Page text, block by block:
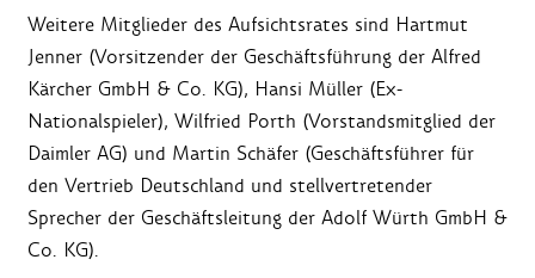
Weitere Mitglieder des Aufsichtsrates sind Hartmut
Jenner (Vorsitzender der Geschäftsführung der Alfred
Kärcher GmbH & Co. KG), Hansi Müller (Ex-
Nationalspieler), Wilfried Porth (Vorstandsmitglied der
Daimler AG) und Martin Schäfer (Geschäftsführer für
den Vertrieb Deutschland und stellvertretender
Sprecher der Geschäftsleitung der Adolf Würth GmbH &
Co. KG).